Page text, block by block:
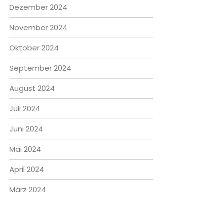
Dezember 2024
November 2024
Oktober 2024
September 2024
August 2024
Juli 2024
Juni 2024
Mai 2024
April 2024
März 2024